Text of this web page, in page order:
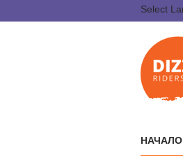
Select
НАЧАЛО